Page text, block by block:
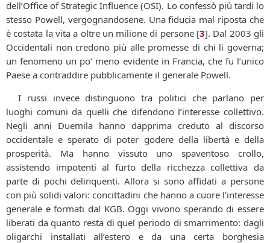
dell’Office of Strategic Influence (OSI). Lo confessò più tardi lo
stesso Powell, vergognandosene. Una fiducia mal riposta che
è costata la vita a oltre un milione di persone[3]. Dal 2003 gli
Occidentali non credono più alle promesse di chi li governa;
un fenomeno un po’ meno evidente in Francia, che fu l’unico
Paese a contraddire pubblicamente il generale Powell.
I russi invece distinguono tra politici che parlano per
luoghi comuni da quelli che difendono l’interesse collettivo.
Negli anni Duemila hanno dapprima creduto al discorso
occidentale e sperato di poter godere della libertà e della
prosperità. Ma hanno vissuto uno spaventoso crollo,
assistendo impotenti al furto della ricchezza collettiva da
parte di pochi delinquenti. Allora si sono affidati a persone
con più solidi valori: concittadini che hanno a cuore l’interesse
generale e formati dal KGB. Oggi vivono sperando di essere
liberati da quanto resta di quel periodo di smarrimento: dagli
oligarchi installati all’estero e da una certa borghesia